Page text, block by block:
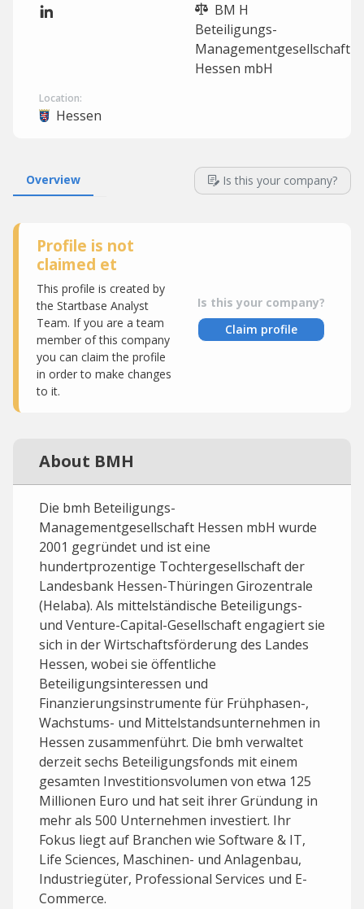
BM H
Beteiligungs-
Managementgesellschaft
Hessen mbH
Location:
Hessen
Overview Is this your company?
Profile is not
claimed et
This profile is created by
the Startbase Analyst
Team. If you are a team
member of this company
you can claim the profile
in order to make changes
to it.
Is this your company?
Claim profile
About BMH
Die bmh Beteiligungs-
Managementgesellschaft Hessen mbH wurde
2001 gegründet und ist eine
hundertprozentige Tochtergesellschaft der
Landesbank Hessen-Thüringen Girozentrale
(Helaba). Als mittelständische Beteiligungs-
und Venture-Capital-Gesellschaft engagiert sie
sich in der Wirtschaftsförderung des Landes
Hessen, wobei sie öffentliche
Beteiligungsinteressen und
Finanzierungsinstrumente für Frühphasen-,
Wachstums- und Mittelstandsunternehmen in
Hessen zusammenführt. Die bmh verwaltet
derzeit sechs Beteiligungsfonds mit einem
gesamten Investitionsvolumen von etwa 125
Millionen Euro und hat seit ihrer Gründung in
mehr als 500 Unternehmen investiert. Ihr
Fokus liegt auf Branchen wie Software & IT,
Life Sciences, Maschinen- und Anlagenbau,
Industriegüter, Professional Services und E-
Commerce.